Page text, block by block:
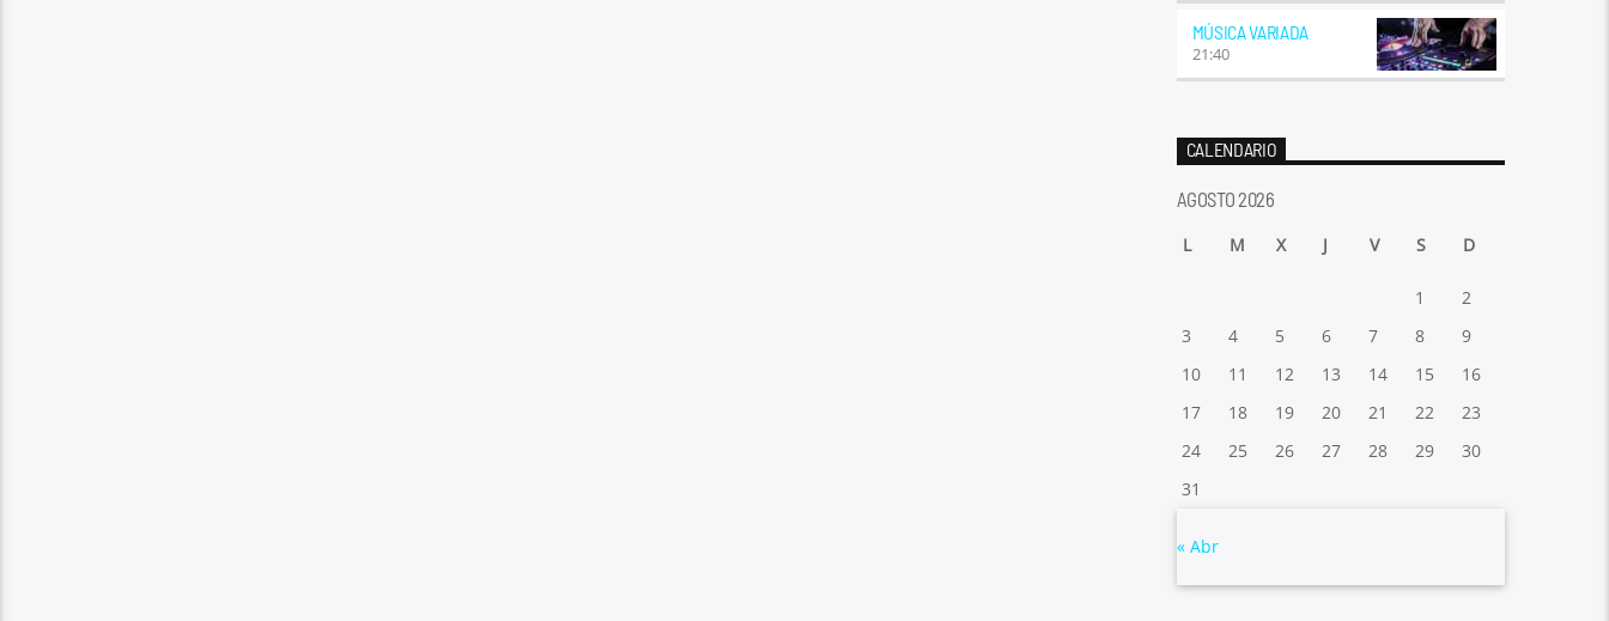
MÚSICA VARIADA
21:40
CALENDARIO
AGOSTO 2026
L M X J V S D
1
2
3
4 5 6 7 8
9
10
11 12 13 14 15
16
17
18 19 20 21 22
23
24
25 26 27 28 29
30
31
« Abr